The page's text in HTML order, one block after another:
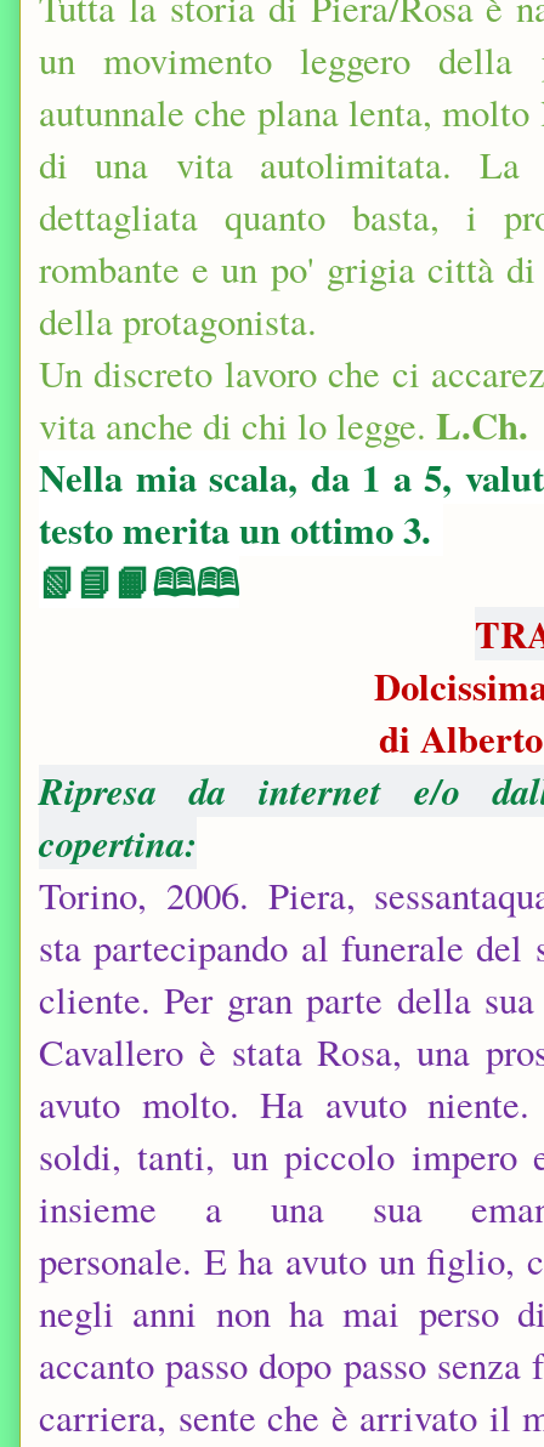
un movimento leggero
autunnale che plana lenta,
di una vita autolimitata. La
dettagliata quanto basta, i
rombante e un po' grigia città
della protagonista.
Un discreto lavoro che ci
vita anche di chi lo legge. L.Ch.
Nella mia scala, da 1 a 5,
testo merita un ottimo 3.
📗📘📙🕮🕮
di
Ripresa da internet e/o
copertina:
Torino, 2006. Piera,
sta partecipando al funerale del
cliente. Per gran parte della
Cavallero è stata Rosa, una
avuto molto. Ha avuto
soldi, tanti, un piccolo impero
insieme a una sua
personale. E ha avuto un figlio,
negli anni non ha mai perso
accanto passo dopo passo
carriera, sente che è arrivato il